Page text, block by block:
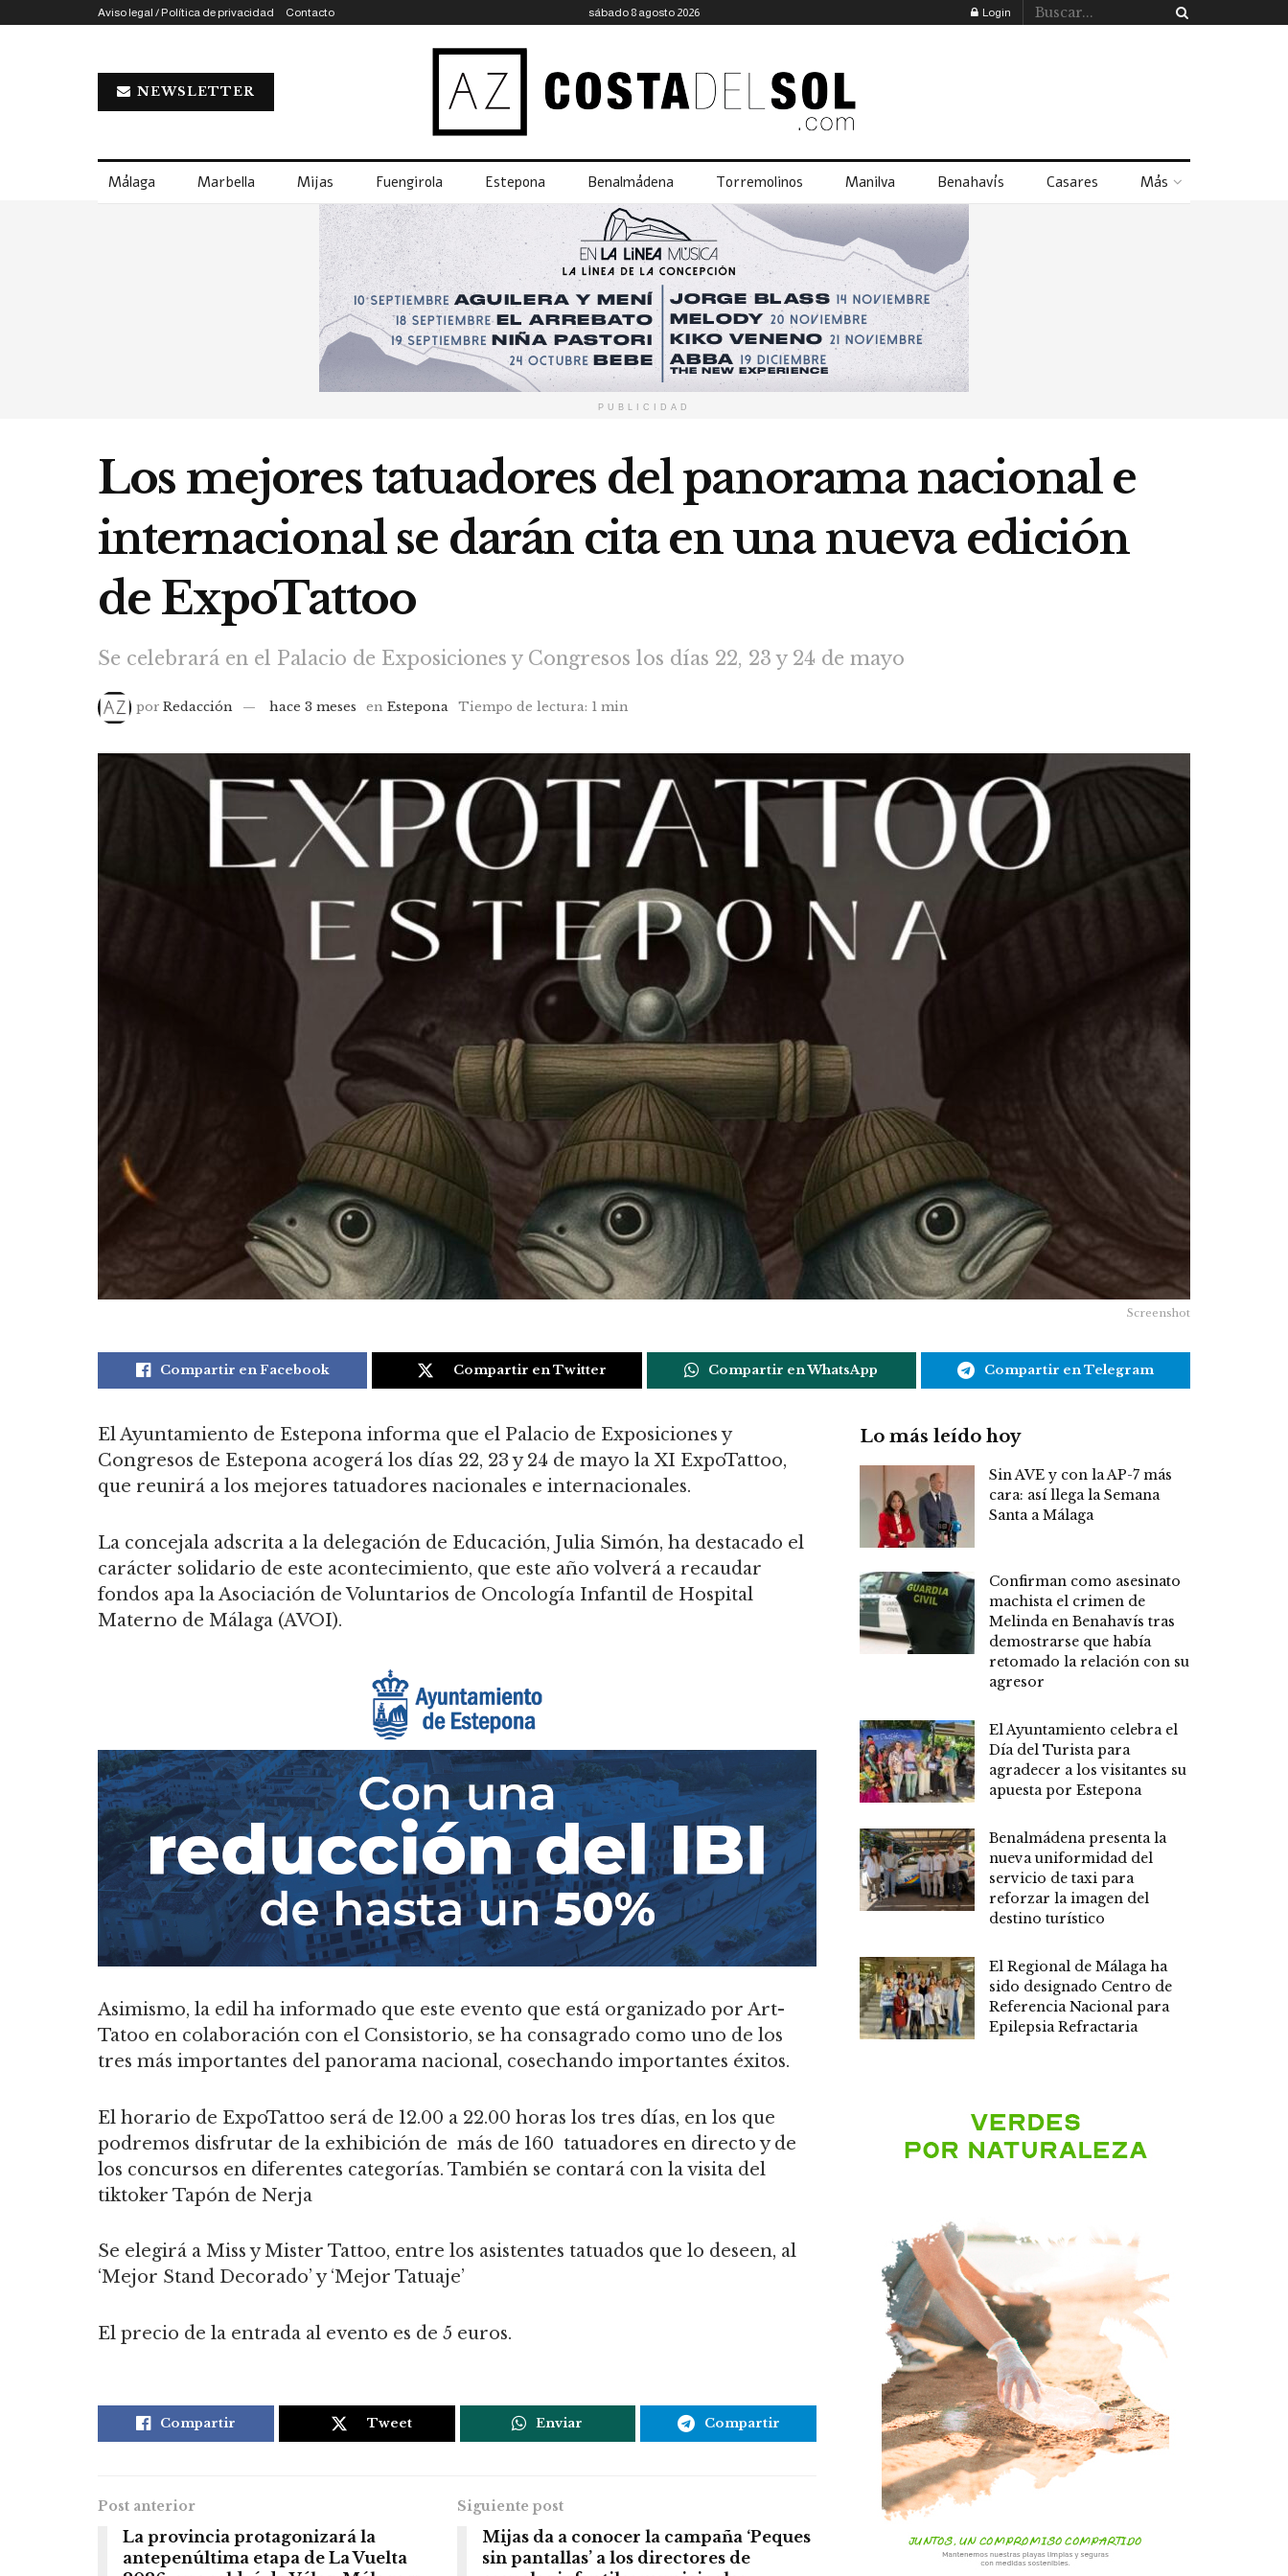
Aviso legal / Política de privacidad Contacto sábado 8 agosto 2026 Login
NEWSLETTER
Málaga Marbella Mijas Fuengirola Estepona Benalmádena Torremolinos Manilva Benahavís Casares Más
PUBLICIDAD
Los mejores tatuadores del panorama nacional e
internacional se darán cita en una nueva edición
de ExpoTattoo
Se celebrará en el Palacio de Exposiciones y Congresos los días 22, 23 y 24 de mayo
por Redacción hace 3 meses en Estepona Tiempo de lectura: 1 min
Screenshot
Compartir en Facebook Compartir en Twitter Compartir en WhatsApp Compartir en Telegram
El Ayuntamiento de Estepona informa que el Palacio de Exposiciones y
Congresos de Estepona acogerá los días 22, 23 y 24 de mayo la XI ExpoTattoo,
que reunirá a los mejores tatuadores nacionales e internacionales.
La concejala adscrita a la delegación de Educación, Julia Simón, ha destacado el
carácter solidario de este acontecimiento, que este año volverá a recaudar
fondos apa la Asociación de Voluntarios de Oncología Infantil de Hospital
Materno de Málaga (AVOI).
Asimismo, la edil ha informado que este evento que está organizado por Art-
Tatoo en colaboración con el Consistorio, se ha consagrado como uno de los
tres más importantes del panorama nacional, cosechando importantes éxitos.
El horario de ExpoTattoo será de 12.00 a 22.00 horas los tres días, en los que
podremos disfrutar de la exhibición de más de 160 tatuadores en directo y de
los concursos en diferentes categorías. También se contará con la visita del
tiktoker Tapón de Nerja
Se elegirá a Miss y Mister Tattoo, entre los asistentes tatuados que lo deseen, al
‘Mejor Stand Decorado’ y ‘Mejor Tatuaje’
El precio de la entrada al evento es de 5 euros.
Compartir Tweet Enviar Compartir
Post anterior
La provincia protagonizará la
antepenúltima etapa de La Vuelta
Siguiente post
Mijas da a conocer la campaña ‘Peques
sin pantallas’ a los directores de
Lo más leído hoy
Sin AVE y con la AP-7 más
cara: así llega la Semana
Santa a Málaga
Confirman como asesinato
machista el crimen de
Melinda en Benahavís tras
demostrarse que había
retomado la relación con su
agresor
El Ayuntamiento celebra el
Día del Turista para
agradecer a los visitantes su
apuesta por Estepona
Benalmádena presenta la
nueva uniformidad del
servicio de taxi para
reforzar la imagen del
destino turístico
El Regional de Málaga ha
sido designado Centro de
Referencia Nacional para
Epilepsia Refractaria